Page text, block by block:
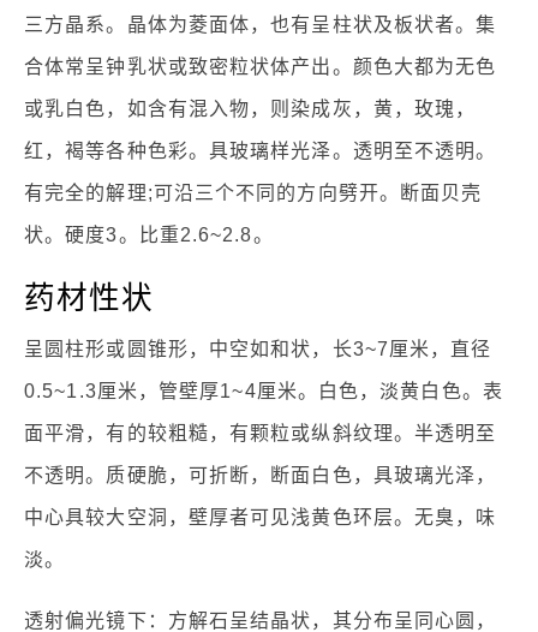
三方晶系。晶体为菱面体，也有呈柱状及板状者。集
合体常呈钟乳状或致密粒状体产出。颜色大都为无色
或乳白色，如含有混入物，则染成灰，黄，玫瑰，
红，褐等各种色彩。具玻璃样光泽。透明至不透明。
有完全的解理;可沿三个不同的方向劈开。断面贝壳
状。硬度3。比重2.6~2.8。
药材性状
呈圆柱形或圆锥形，中空如和状，长3~7厘米，直径
0.5~1.3厘米，管壁厚1~4厘米。白色，淡黄白色。表
面平滑，有的较粗糙，有颗粒或纵斜纹理。半透明至
不透明。质硬脆，可折断，断面白色，具玻璃光泽，
中心具较大空洞，壁厚者可见浅黄色环层。无臭，味
淡。
透射偏光镜下：方解石呈结晶状，其分布呈同心圆，